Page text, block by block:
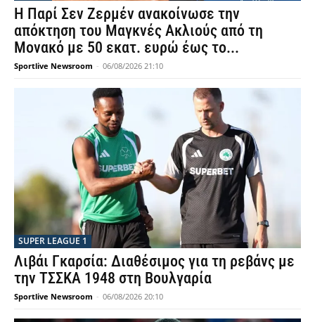
Η Παρί Σεν Ζερμέν ανακοίνωσε την
απόκτηση του Μαγκνές Ακλιούς από τη
Μονακό με 50 εκατ. ευρώ έως το...
Sportlive Newsroom - 06/08/2026 21:10
SUPER LEAGUE 1
Λιβάι Γκαρσία: Διαθέσιμος για τη ρεβάνς με
την ΤΣΣΚΑ 1948 στη Βουλγαρία
Sportlive Newsroom - 06/08/2026 20:10